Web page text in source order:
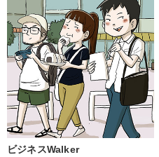
ビジネスWalker